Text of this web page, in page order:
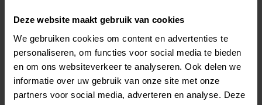
Deze website maakt gebruik van cookies
We gebruiken cookies om content en advertenties te
personaliseren, om functies voor social media te bieden
en om ons websiteverkeer te analyseren. Ook delen we
informatie over uw gebruik van onze site met onze
partners voor social media, adverteren en analyse. Deze
Altijd gratis verzending
Snelle levering met DHL, Budbee of Postnord
Verstuurd vanuit ons magazijn in Zweden
Veilig betalen met Klarna of Paypal
30 dagen retourrecht
Art number: 30649 Imak